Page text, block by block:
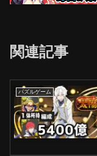
関連記事
パズルゲーム